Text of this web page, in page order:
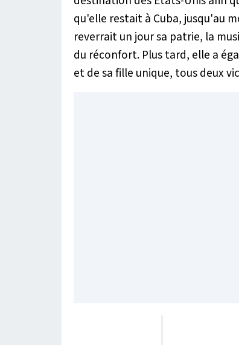
qu'elle restait à Cuba, jusqu'au
reverrait un jour sa patrie, la
du réconfort. Plus tard, elle a
et de sa fille unique, tous deux